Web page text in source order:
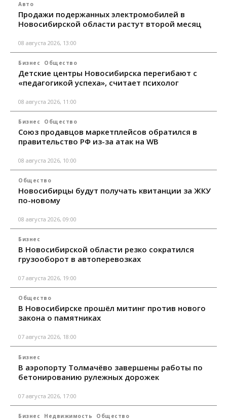
Авто
Продажи подержанных электромобилей в
Новосибирской области растут второй месяц
08 августа 2026, 13:00
Бизнес Общество
Детские центры Новосибирска перегибают с
«педагогикой успеха», считает психолог
08 августа 2026, 11:00
Бизнес Общество
Союз продавцов маркетплейсов обратился в
правительство РФ из-за атак на WB
08 августа 2026, 10:00
Общество
Новосибирцы будут получать квитанции за ЖКУ
по-новому
08 августа 2026, 09:00
Бизнес
В Новосибирской области резко сократился
грузооборот в автоперевозках
07 августа 2026, 19:00
Общество
В Новосибирске прошёл митинг против нового
закона о памятниках
07 августа 2026, 18:00
Бизнес
В аэропорту Толмачёво завершены работы по
бетонированию рулежных дорожек
07 августа 2026, 17:00
Бизнес Недвижимость Общество